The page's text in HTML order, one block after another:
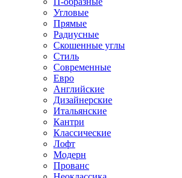
Угловые
Прямые
Радиусные
Скошенные углы
Стиль
Современные
Евро
Английские
Дизайнерские
Итальянские
Кантри
Классические
Лофт
Модерн
Прованс